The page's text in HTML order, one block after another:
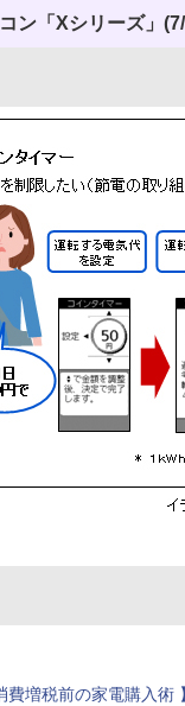
ン「Xシリーズ」
費増税前の家電購入術